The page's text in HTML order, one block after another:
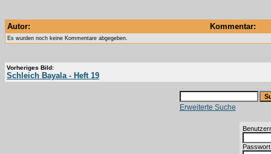
Autor: Kommentar:
Es wurden noch keine Kommentare abgegeben.
Vorheriges Bild:
Schleich Bayala - Heft 19
Erweiterte Suche